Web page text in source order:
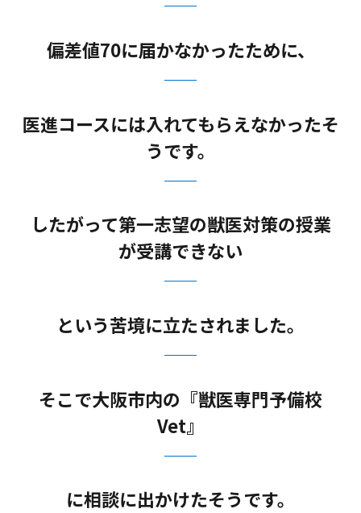
偏差値70に届かなかったために、
医進コースには入れてもらえなかったそ
うです。
したがって第一志望の獣医対策の授業
が受講できない
という苦境に立たされました。
そこで大阪市内の『獣医専門予備校
Vet』
に相談に出かけたそうです。